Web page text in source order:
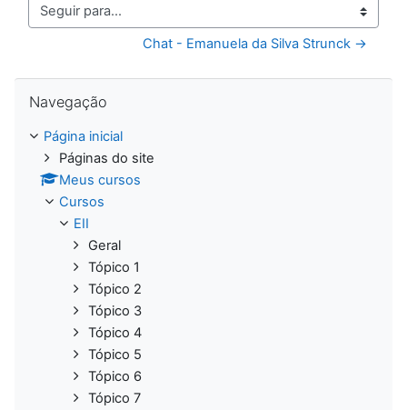
Seguir para...
Chat - Emanuela da Silva Strunck →
Navegação
Página inicial
Páginas do site
Meus cursos
Cursos
EII
Geral
Tópico 1
Tópico 2
Tópico 3
Tópico 4
Tópico 5
Tópico 6
Tópico 7